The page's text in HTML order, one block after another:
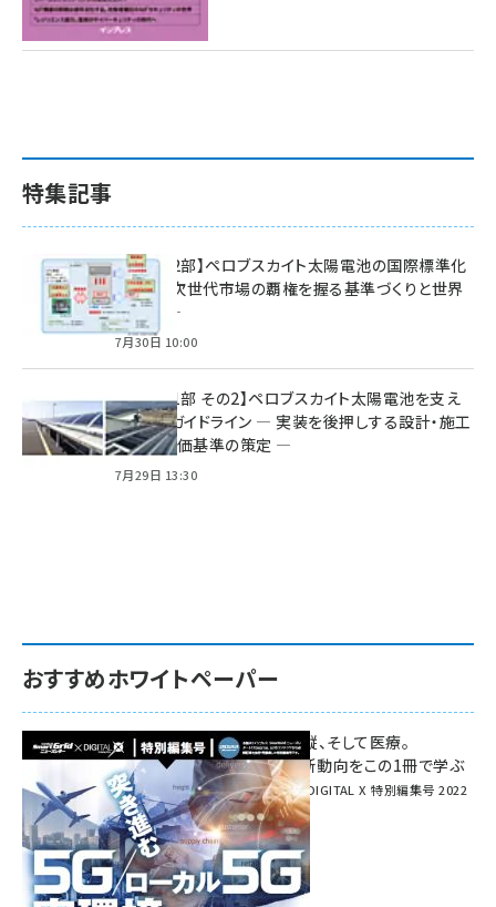
特集記事
特集【第2部】ペロブスカイト太陽電池の国際標準化
戦略 ― 次世代市場の覇権を握る基準づくりと世界
の動向 ―
7月30日 10:00
特集【第1部 その2】ペロブスカイト太陽電池を支え
る2つのガイドライン ― 実装を後押しする設計・施工
方針と評価基準の策定 ―
7月29日 13:30
おすすめホワイトペーパー
環境対策、建機の遠隔操縦、そして医療。
次世代通信規格「5G」最新動向をこの1冊で学ぶ
SmartGrid ニューズレター × DIGITAL X 特別編集号 2022
Summer